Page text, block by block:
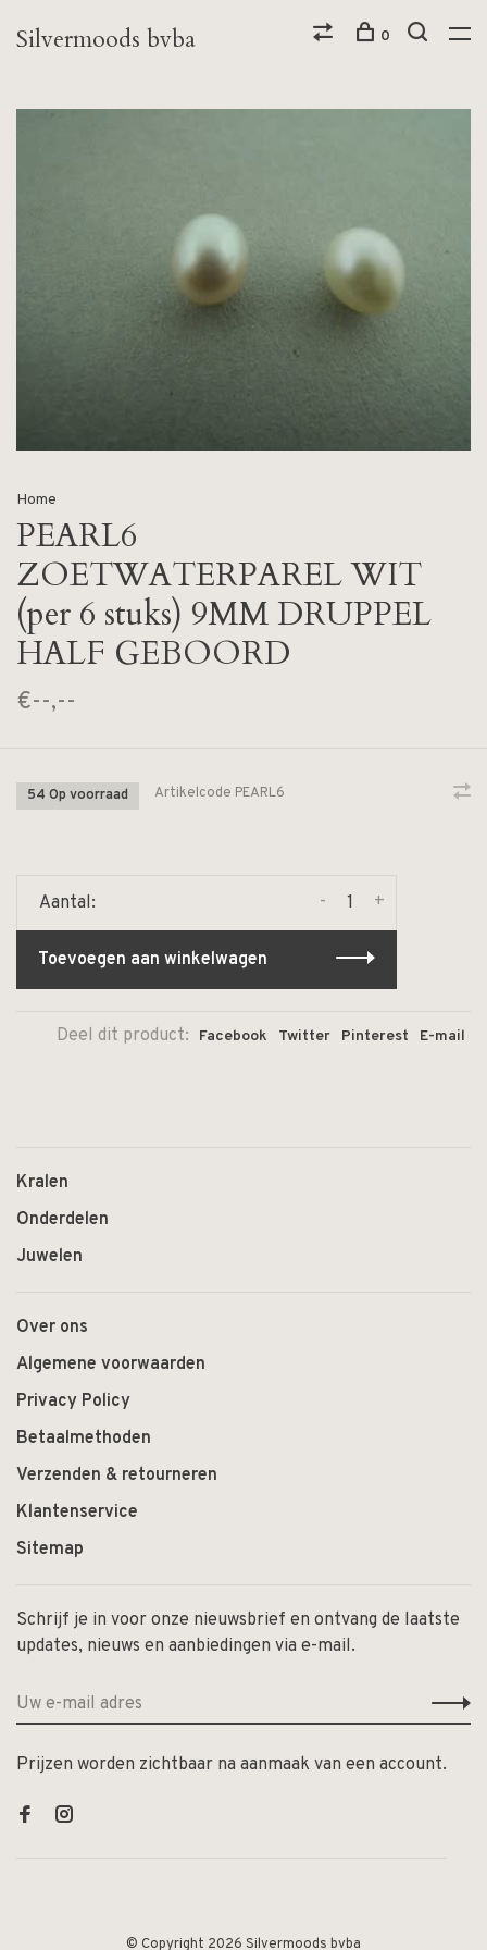
Silvermoods bvba 0
Home
PEARL6
ZOETWATERPAREL WIT
(per 6 stuks) 9MM DRUPPEL
HALF GEBOORD
€--,--
54 Op voorraad Artikelcode PEARL6
Aantal: +
-
Toevoegen aan winkelwagen
Deel dit product: Facebook Twitter Pinterest E-mail
Kralen
Onderdelen
Juwelen
Over ons
Algemene voorwaarden
Privacy Policy
Betaalmethoden
Verzenden & retourneren
Klantenservice
Sitemap
Schrijf je in voor onze nieuwsbrief en ontvang de laatste
updates, nieuws en aanbiedingen via e-mail.
Prijzen worden zichtbaar na aanmaak van een account.
© Copyright 2026 Silvermoods bvba